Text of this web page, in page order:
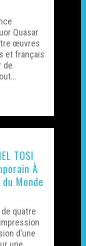
Quasar
œuvres
et français
de
TOSI
À
Monde
quatre
d’une